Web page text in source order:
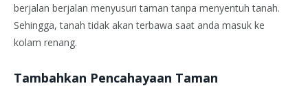
berjalan berjalan menyusuri taman tanpa menyentuh tanah.
Sehingga, tanah tidak akan terbawa saat anda masuk ke
kolam renang.
Tambahkan Pencahayaan Taman